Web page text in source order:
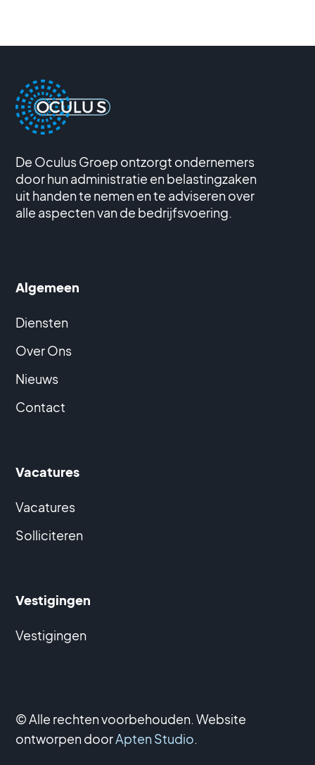
De Oculus Groep ontzorgt ondernemers
door hun administratie en belastingzaken
uit handen te nemen en te adviseren over
alle aspecten van de bedrijfsvoering.
Algemeen
Diensten
Over Ons
Nieuws
Contact
Vacatures
Vacatures
Solliciteren
Vestigingen
Vestigingen
© Alle rechten voorbehouden. Website
ontworpen doorApten Studio.